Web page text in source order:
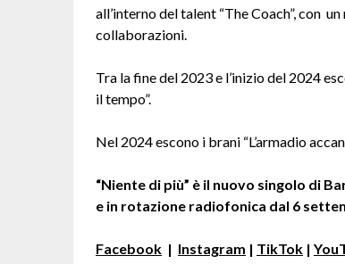
all’interno del talent “The Coach”, con
collaborazioni.
Tra la fine del 2023 e l’inizio del 2024
il tempo”.
Nel 2024 escono i brani “L’armadio
“Niente di più” è il nuovo singolo di
e in rotazione radiofonica dal 6
Facebook | Instagram | TikTok |